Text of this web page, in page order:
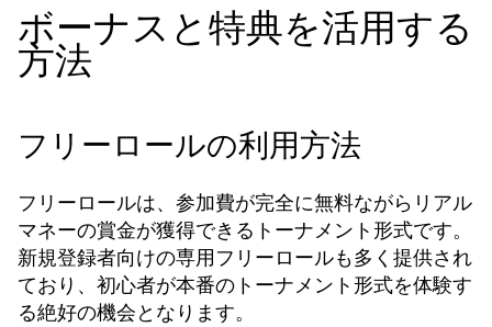
ボーナスと特典を活用する
方法
フリーロールの利用方法
フリーロールは、参加費が完全に無料ながらリアル
マネーの賞金が獲得できるトーナメント形式です。
新規登録者向けの専用フリーロールも多く提供され
ており、初心者が本番のトーナメント形式を体験す
る絶好の機会となります。